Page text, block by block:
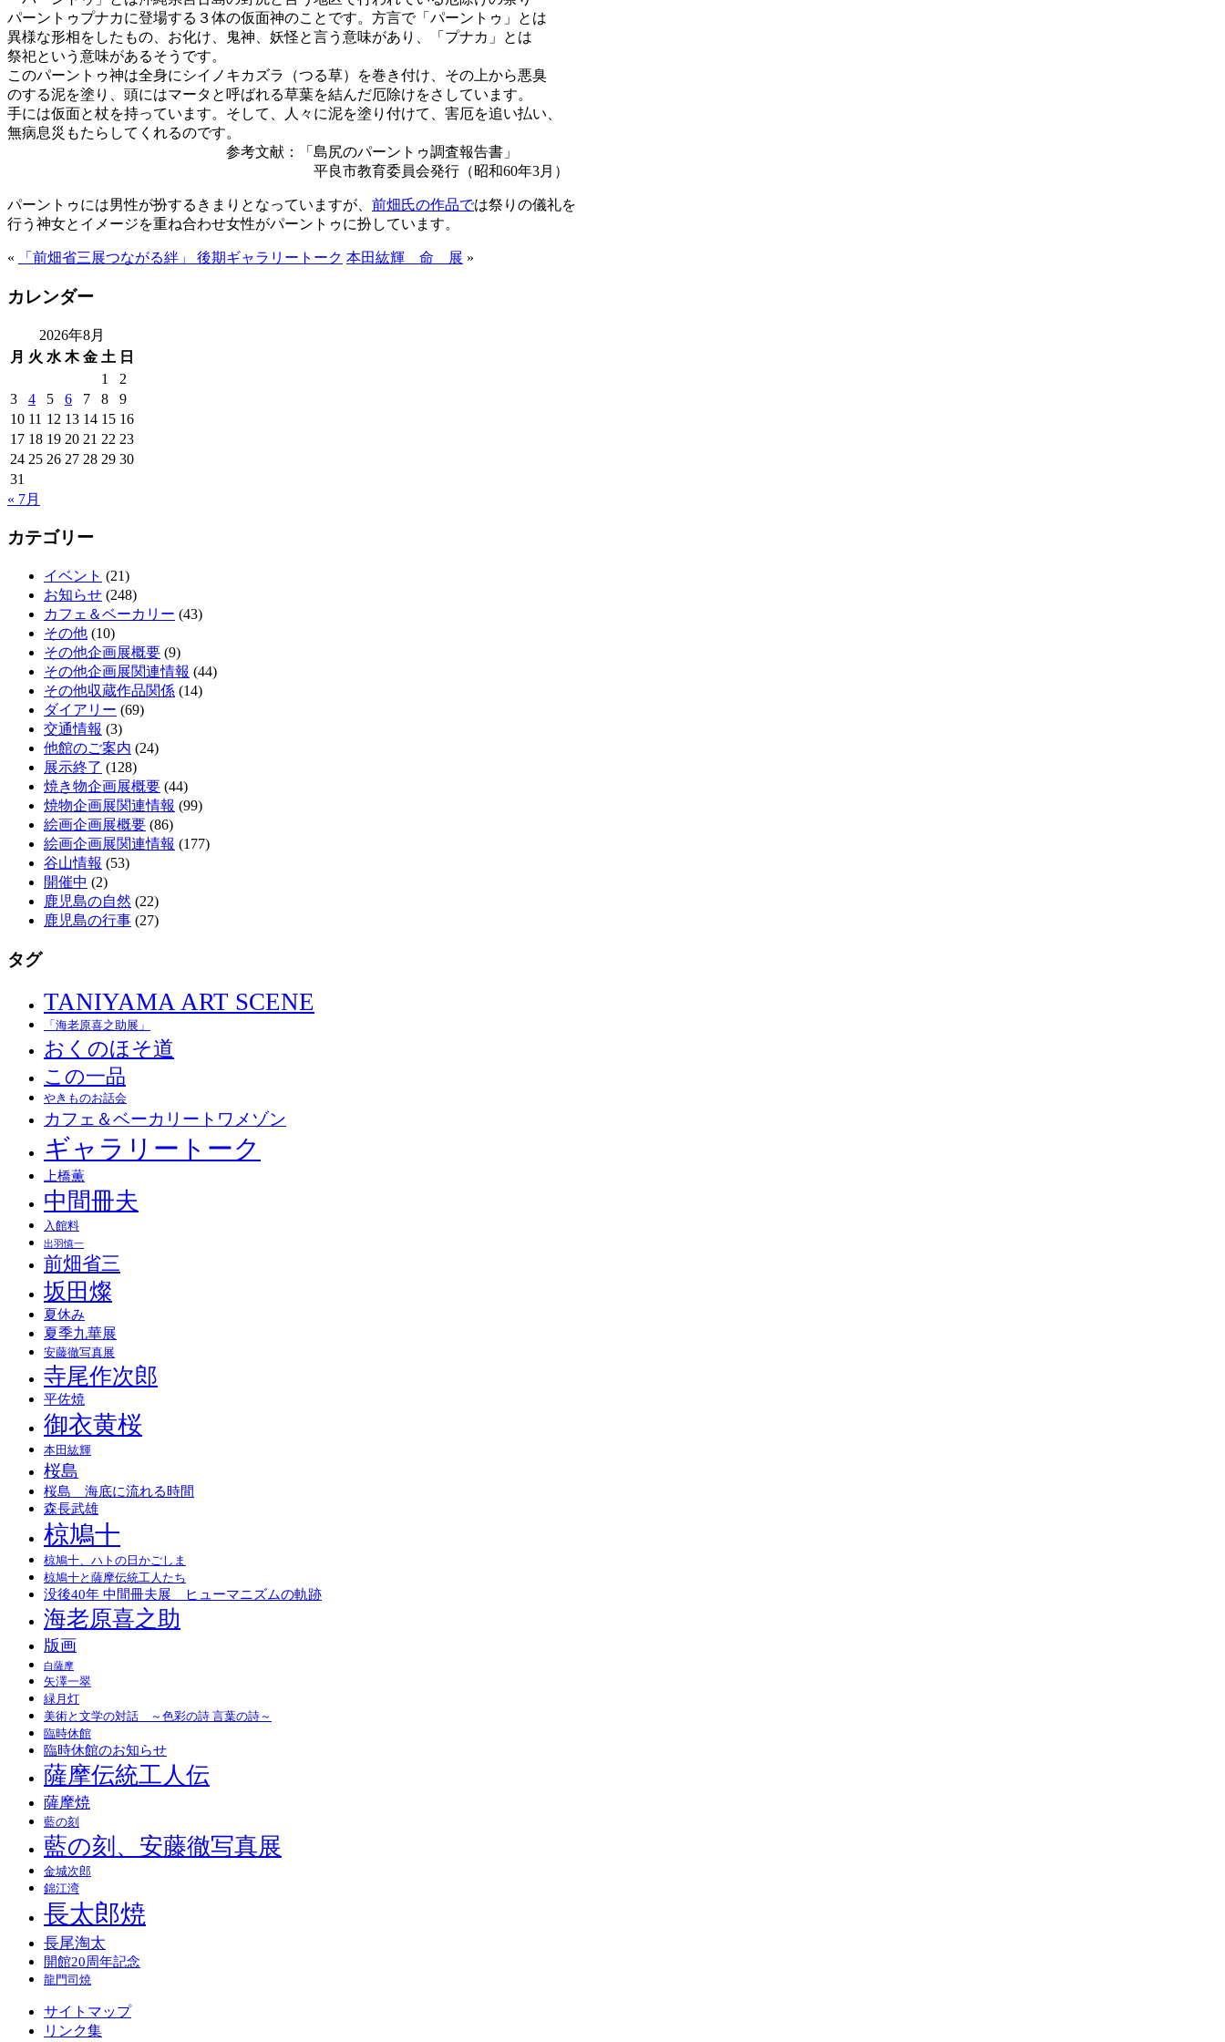
パーントゥプナカに登場する３体の仮面神のことです。方言で「パーントゥ」とは
異様な形相をしたもの、お化け、鬼神、妖怪と言う意味があり、「プナカ」とは
祭祀という意味があるそうです。
このパーントゥ神は全身にシイノキカズラ（つる草）を巻き付け、その上から悪臭
のする泥を塗り、頭にはマータと呼ばれる草葉を結んだ厄除けをさしています。
手には仮面と杖を持っています。そして、人々に泥を塗り付けて、害厄を追い払い、
無病息災もたらしてくれるのです。
参考文献：「島尻のパーントゥ調査報告書」
平良市教育委員会発行（昭和60年3月）
パーントゥには男性が扮するきまりとなっていますが、 前畑氏の作品では祭りの儀礼を
行う神女とイメージを重ね合わせ女性がパーントゥに扮しています。
« 「前畑省三展つながる絆」 後期ギャラリートーク 本田紘輝 命 展 »
カレンダー
2026年8月
月 火 水 木 金 土 日
1
2
3
4 5 6 7 8
9
10 11 12 13 14 15 16
17 18 19 20 21 22 23
24 25 26 27 28 29 30
31
« 7月
カテゴリー
イベント (21)
お知らせ (248)
カフェ＆ベーカリー (43)
その他 (10)
その他企画展概要 (9)
その他企画展関連情報 (44)
その他収蔵作品関係 (14)
ダイアリー (69)
交通情報 (3)
他館のご案内 (24)
展示終了 (128)
焼き物企画展概要 (44)
焼物企画展関連情報 (99)
絵画企画展概要 (86)
絵画企画展関連情報 (177)
谷山情報 (53)
開催中 (2)
鹿児島の自然 (22)
鹿児島の行事 (27)
タグ
TANIYAMA ART SCENE
「海老原喜之助展」
おくのほそ道
この一品
やきものお話会
カフェ＆ベーカリートワメゾン
ギャラリートーク
上橋薫
中間冊夫
入館料
出羽慎一
前畑省三
坂田燦
夏休み
夏季九華展
安藤徹写真展
寺尾作次郎
平佐焼
御衣黄桜
本田紘輝
桜島
桜島 海底に流れる時間
森長武雄
椋鳩十
椋鳩十、ハトの日かごしま
椋鳩十と薩摩伝統工人たち
没後40年 中間冊夫展 ヒューマニズムの軌跡
海老原喜之助
版画
白薩摩
矢澤一翠
緑月灯
美術と文学の対話 ～色彩の詩 言葉の詩～
臨時休館
臨時休館のお知らせ
薩摩伝統工人伝
薩摩焼
藍の刻
藍の刻、安藤徹写真展
金城次郎
錦江湾
長太郎焼
長尾淘太
開館20周年記念
龍門司焼
サイトマップ
リンク集